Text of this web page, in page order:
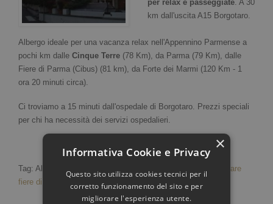
per relax e passeggiate . A 30
km dall'uscita A15 Borgotaro.
Albergo ideale per una vacanza relax nell'Appennino Parmense a
pochi km dalle Cinque Terre (78 Km), da Parma (79 Km), dalle
Fiere di Parma (Cibus) (81 km), da Forte dei Marmi (120 Km - 1
ora 20 minuti circa).
Ci troviamo a 15 minuti dall'ospedale di Borgotaro. Prezzi speciali
per chi ha necessità dei servizi ospedalieri.
Tag: Albergo vacanze relax,
Albergo per alloggiare
fiere di Parma 2011
enogastronomia Parma
×
Informativa Cookie e Privacy
Questo sito utilizza cookies tecnici per il
corretto funzionamento del sito e per
migliorare l'esperienza utente.